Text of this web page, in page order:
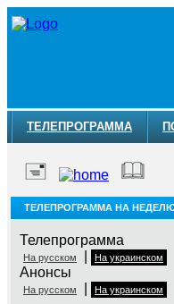
ТЕЛЕПРОГРАММА
ТЕЛЕПРОГРАММА НА
Телепрограмма
На русском На украинском
Анонсы
На русском На украинском